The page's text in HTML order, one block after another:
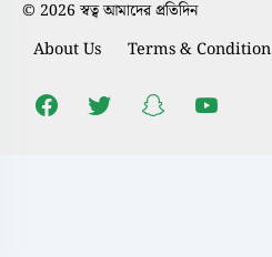
© 2026 স্বত্ব আমাদের প্রতিদিন
About Us Terms & Condition